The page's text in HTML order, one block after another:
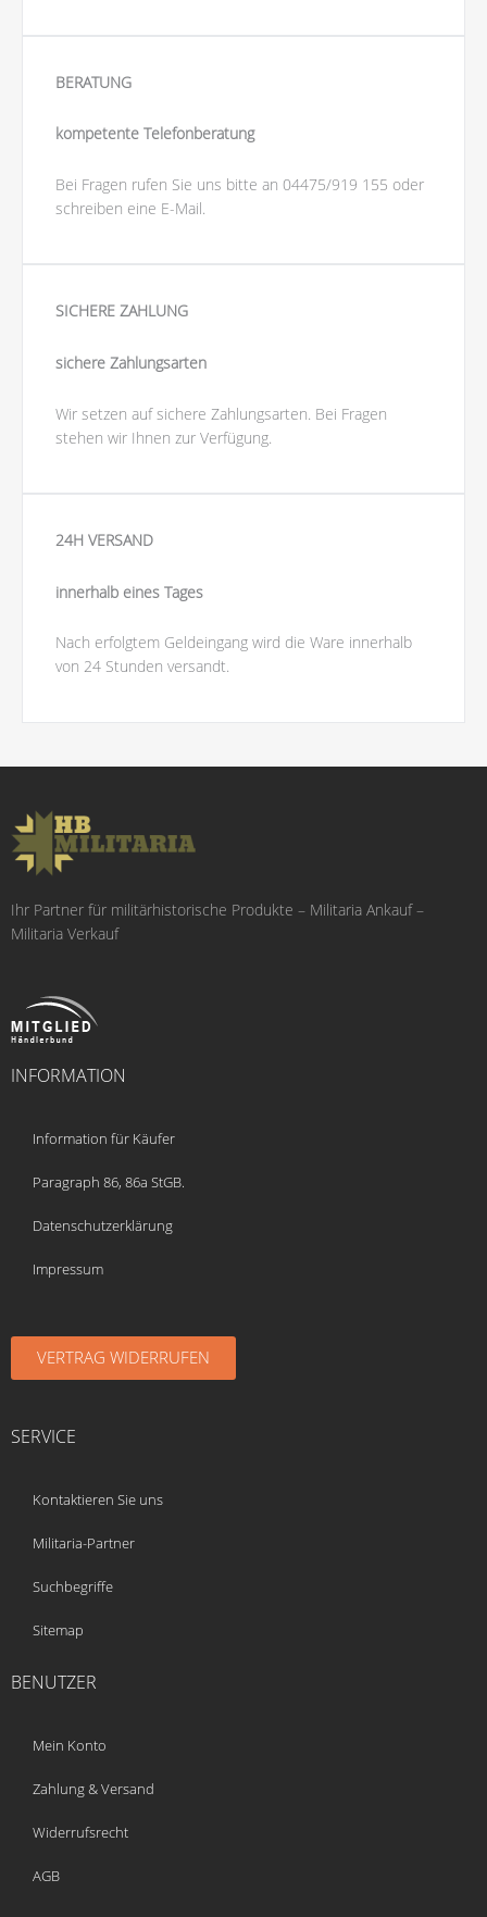
BERATUNG
kompetente Telefonberatung
Bei Fragen rufen Sie uns bitte an 04475/919 155 oder
schreiben eine E-Mail.
SICHERE ZAHLUNG
sichere Zahlungsarten
Wir setzen auf sichere Zahlungsarten. Bei Fragen
stehen wir Ihnen zur Verfügung.
24H VERSAND
innerhalb eines Tages
Nach erfolgtem Geldeingang wird die Ware innerhalb
von 24 Stunden versandt.
Ihr Partner für militärhistorische Produkte – Militaria Ankauf –
Militaria Verkauf
INFORMATION
Information für Käufer
Paragraph 86, 86a StGB.
Datenschutzerklärung
Impressum
VERTRAG WIDERRUFEN
SERVICE
Kontaktieren Sie uns
Militaria-Partner
Suchbegriffe
Sitemap
BENUTZER
Mein Konto
Zahlung & Versand
Widerrufsrecht
AGB